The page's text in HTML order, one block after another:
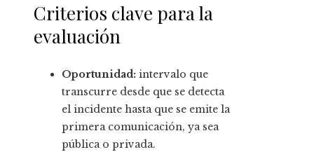
Criterios clave para la
evaluación
Oportunidad: intervalo que
transcurre desde que se detecta
el incidente hasta que se emite la
primera comunicación, ya sea
pública o privada.